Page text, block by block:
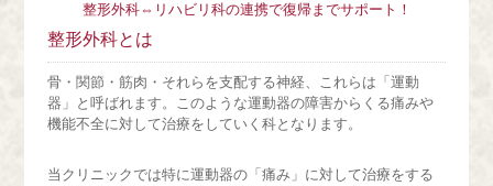
整形外科⇔リハビリ科の連携で復帰までサポート！
整形外科とは
骨・関節・筋肉・それらを支配する神経、これらは「運動
器」と呼ばれます。このような運動器の障害からくる痛みや
機能不全に対して治療をしていく科となります。
当クリニックでは特に運動器の「痛み」に対して治療をする
料金表